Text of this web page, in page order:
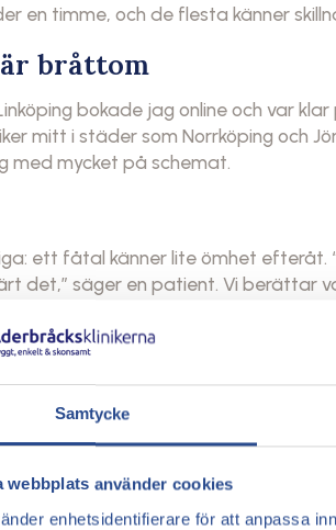
Samtycke
webbplats använder cookies
enhetsidentifierare för att anpassa
en timme, och de flesta känner
bråttom
bokade jag online och var
mitt i städer som Norrköping och
med mycket på schemat.
ett fåtal känner lite ömhet efteråt.
det,” säger en patient. Vi berättar
dig säker.
och Kalmar, har vi kliniker över
till mål,” sammanfattar en
oss.